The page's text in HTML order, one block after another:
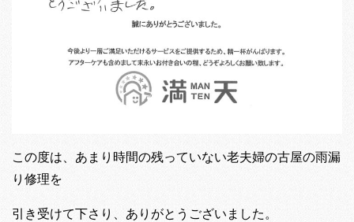
この度は、あまり時間の残っていない老夫婦の古屋の雨漏
り修理を
引き受けて下さり、ありがとうございました。